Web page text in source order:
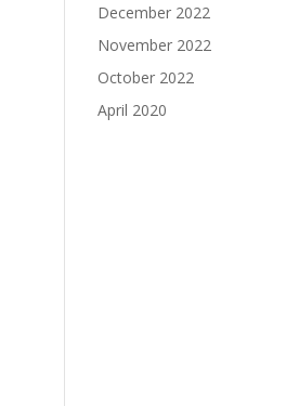
December 2022
November 2022
October 2022
April 2020